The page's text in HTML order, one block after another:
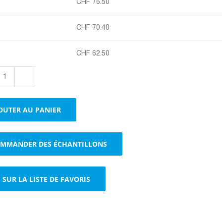
CHF 76.50
CHF 70.40
CHF 62.50
de
papier
jaune,
25
kg
AU PANIER
DES ÉCHANTILLONS
SUR LA LISTE DE FAVORIS